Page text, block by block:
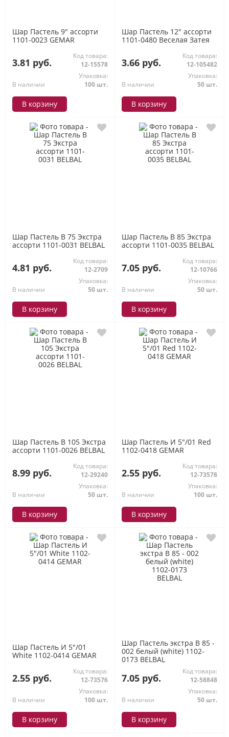
Шар Пастель 9" ассорти
1101-0023 GEMAR
3.81 руб.
Код товара:
12-15578
В наличии
Упаковка:
100 шт.
В корзину
Шар Пастель 12" ассорти
1101-0480 Веселая Затея
3.66 руб.
Код товара:
12-105482
В наличии
Упаковка:
50 шт.
В корзину
Шар Пастель В 75 Экстра
ассорти 1101-0031 BELBAL
4.81 руб.
Код товара:
12-2709
В наличии
Упаковка:
50 шт.
В корзину
Шар Пастель В 85 Экстра
ассорти 1101-0035 BELBAL
7.05 руб.
Код товара:
12-10766
В наличии
Упаковка:
50 шт.
В корзину
Шар Пастель В 105 Экстра
ассорти 1101-0026 BELBAL
8.99 руб.
Код товара:
12-29240
В наличии
Упаковка:
50 шт.
В корзину
Шар Пастель И 5"/01 Red
1102-0418 GEMAR
2.55 руб.
Код товара:
12-73578
В наличии
Упаковка:
100 шт.
В корзину
Шар Пастель И 5"/01
White 1102-0414 GEMAR
2.55 руб.
Код товара:
12-73576
В наличии
Упаковка:
100 шт.
В корзину
Шар Пастель экстра В 85 -
002 белый (white) 1102-
0173 BELBAL
7.05 руб.
Код товара:
12-58848
В наличии
Упаковка:
50 шт.
В корзину